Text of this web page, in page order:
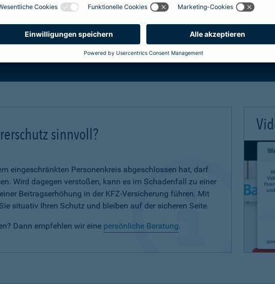
Sie selbst bestimmen, ab wann Ihr Xtra-Fahrer-Schutz gültig ist. Dies
sinnvoll?
eingeschränkten Personenkreis abgeschlossen hat, darf
Wird dagegen verstoßen, kann es im Schadenfall zu einer
Beitragserhöhung in der KFZ-Versicherung führen. Mit
situativ Ihren Schutz und bleiben auf der sicheren Seite.
Dann empfehlen wir eine persönliche Beratung.